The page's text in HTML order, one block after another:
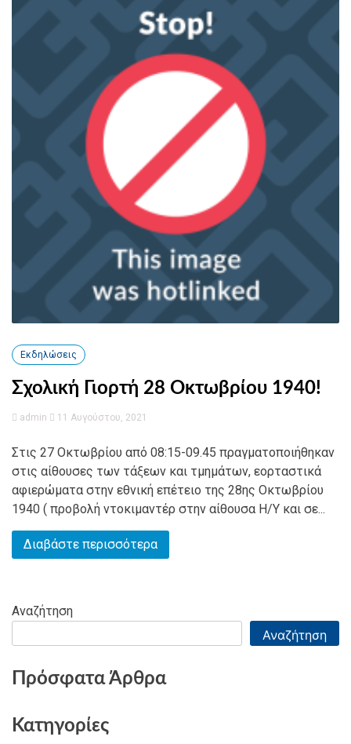
Εκδηλώσεις
Σχολική Γιορτή 28 Οκτωβρίου 1940!
admin 11 Αυγούστου, 2021
Στις 27 Οκτωβρίου από 08:15-09.45 πραγματοποιήθηκαν
στις αίθουσες των τάξεων και τμημάτων, εορταστικά
αφιερώματα στην εθνική επέτειο της 28ης Οκτωβρίου
1940 ( προβολή ντοκιμαντέρ στην αίθουσα Η/Υ και σε...
Διαβάστε περισσότερα
Αναζήτηση
Αναζήτηση
Πρόσφατα Άρθρα
Κατηγορίες